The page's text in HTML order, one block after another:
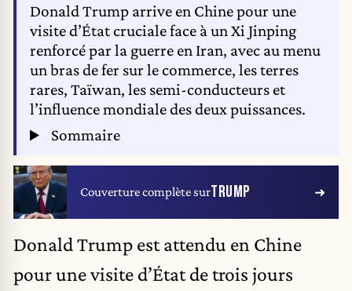
Donald Trump arrive en Chine pour une
visite d’État cruciale face à un Xi Jinping
renforcé par la guerre en Iran, avec au menu
un bras de fer sur le commerce, les terres
rares, Taïwan, les semi-conducteurs et
l’influence mondiale des deux puissances.
Sommaire
Couverture complète surTRUMP
Donald Trump est attendu en Chine
pour une visite d’État de trois jours